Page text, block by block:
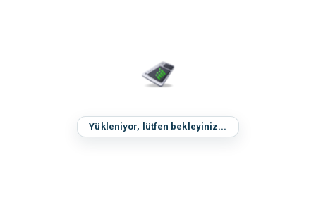
Yükleniyor, lütfen bekleyiniz...